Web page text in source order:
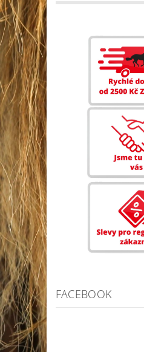
FACEBOOK